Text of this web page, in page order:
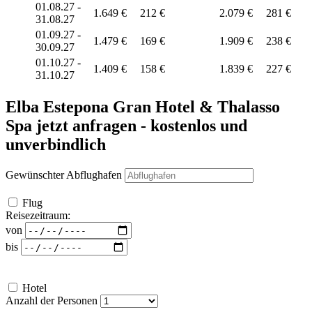
01.08.27 -
31.08.27
1.649 € 212 € 2.079 €
281 €
01.09.27 -
30.09.27
1.479 € 169 € 1.909 €
238 €
01.10.27 -
31.10.27
1.409 € 158 € 1.839 € 227 €
Elba Estepona Gran Hotel & Thalasso
Spa jetzt anfragen - kostenlos und
unverbindlich
Gewünschter Abflughafen
Flug
Reisezeitraum:
von
bis
Hotel
Anzahl der Personen